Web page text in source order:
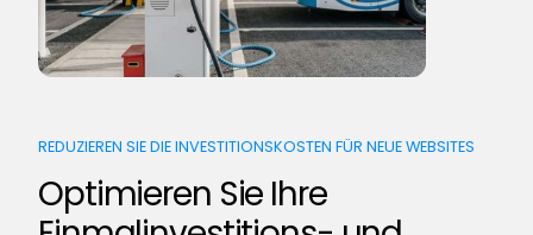
REDUZIEREN SIE DIE INVESTITIONSKOSTEN FÜR NEUE WEBSITES
Optimieren Sie Ihre